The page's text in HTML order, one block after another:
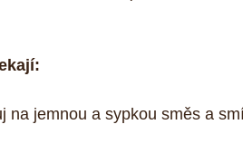
na jemnou a sypkou směs a